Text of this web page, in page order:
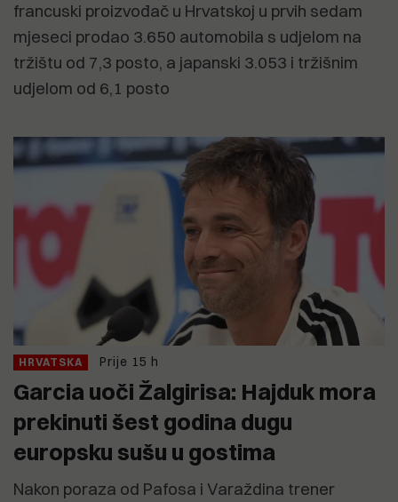
francuski proizvođač u Hrvatskoj u prvih sedam
mjeseci prodao 3.650 automobila s udjelom na
tržištu od 7,3 posto, a japanski 3.053 i tržišnim
udjelom od 6,1 posto
HRVATSKA Prije 15 h
Garcia uoči Žalgirisa: Hajduk mora
prekinuti šest godina dugu
europsku sušu u gostima
Nakon poraza od Pafosa i Varaždina trener